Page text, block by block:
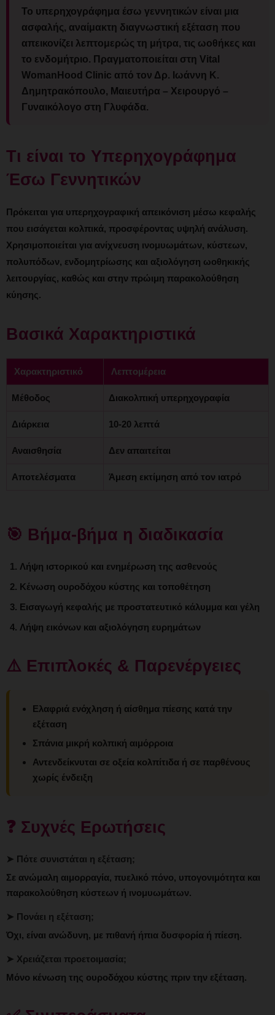
Το υπερηχογράφημα έσω γεννητικών είναι μια
ασφαλής, αναίμακτη διαγνωστική εξέταση που
απεικονίζει λεπτομερώς τη μήτρα, τις ωοθήκες και
το ενδομήτριο. Πραγματοποιείται στη Vital
WomanHood Clinic από τον Δρ. Ιωάννη Κ.
Δημητρακόπουλο, Μαιευτήρα – Χειρουργό –
Γυναικόλογο στη Γλυφάδα.
Τι είναι το Υπερηχογράφημα
Έσω Γεννητικών
Πρόκειται για υπερηχογραφική απεικόνιση μέσω κεφαλής
που εισάγεται κολπικά, προσφέροντας υψηλή ανάλυση.
Χρησιμοποιείται για ανίχνευση ινομυωμάτων, κύστεων,
πολυπόδων, ενδομητρίωσης και αξιολόγηση ωοθηκικής
λειτουργίας, καθώς και στην πρώιμη παρακολούθηση
κύησης.
Βασικά Χαρακτηριστικά
Χαρακτηριστικό Λεπτομέρεια
Μέθοδος Διακολπική υπερηχογραφία
Διάρκεια 10-20 λεπτά
Αναισθησία Δεν απαιτείται
Αποτελέσματα Άμεση εκτίμηση από τον ιατρό
🎯 Βήμα-βήμα η διαδικασία
Λήψη ιστορικού και ενημέρωση της ασθενούς
Κένωση ουροδόχου κύστης και τοποθέτηση
Εισαγωγή κεφαλής με προστατευτικό κάλυμμα και γέλη
Λήψη εικόνων και αξιολόγηση ευρημάτων
⚠️ Επιπλοκές & Παρενέργειες
Ελαφριά ενόχληση ή αίσθημα πίεσης κατά την
εξέταση
Σπάνια μικρή κολπική αιμόρροια
Αντενδείκνυται σε οξεία κολπίτιδα ή σε παρθένους
χωρίς ένδειξη
❓ Συχνές Ερωτήσεις
➤ Πότε συνιστάται η εξέταση;
Σε ανώμαλη αιμορραγία, πυελικό πόνο, υπογονιμότητα και
παρακολούθηση κύστεων ή ινομυωμάτων.
➤ Πονάει η εξέταση;
Όχι, είναι ανώδυνη, με πιθανή ήπια δυσφορία ή πίεση.
➤ Χρειάζεται προετοιμασία;
Μόνο κένωση της ουροδόχου κύστης πριν την εξέταση.